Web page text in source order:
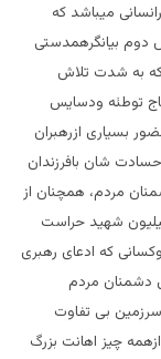
میباشد که
دوم بیانگرهمدستی
به شدت تلاش
توطئه ودسایس
بسیاری ازرهبران
شان بافرزندان
مردم، همچنان از
شهید حراست
که ادعای رهبری
دشمنان مردم
بی تفاوت
چیز اهانت بزرگ